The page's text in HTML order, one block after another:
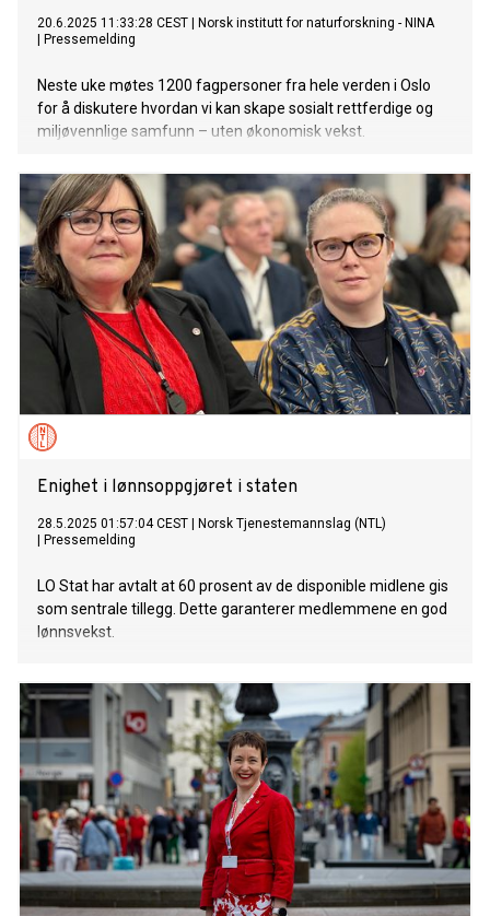
20.6.2025 11:33:28 CEST
Norsk institutt for naturforskning - NINA
Pressemelding
Neste uke møtes 1200 fagpersoner fra hele verden i Oslo
for å diskutere hvordan vi kan skape sosialt rettferdige og
miljøvennlige samfunn – uten økonomisk vekst.
Enighet i lønnsoppgjøret i staten
28.5.2025 01:57:04 CEST
Norsk Tjenestemannslag (NTL)
Pressemelding
LO Stat har avtalt at 60 prosent av de disponible midlene gis
som sentrale tillegg. Dette garanterer medlemmene en god
lønnsvekst.